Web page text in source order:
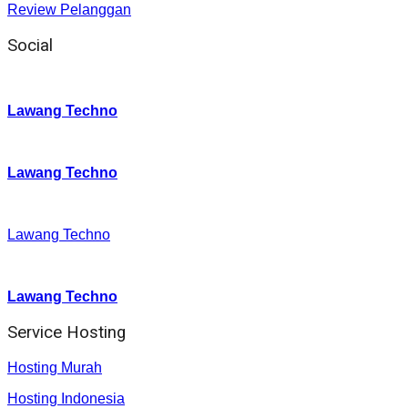
Review Pelanggan
Social
Lawang Techno
Lawang Techno
Lawang Techno
Lawang Techno
Service Hosting
Hosting Murah
Hosting Indonesia